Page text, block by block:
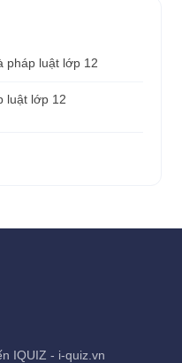
pháp luật lớp 12
luật lớp 12
IQUIZ - i-quiz.vn